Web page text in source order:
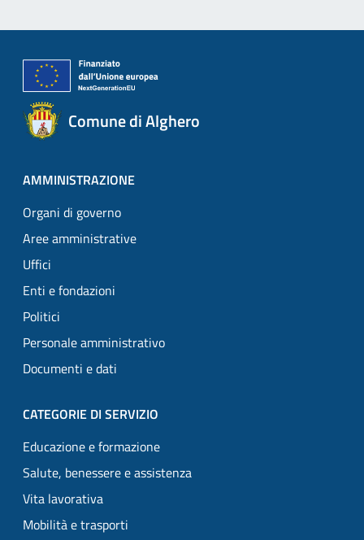
Comune di Alghero
AMMINISTRAZIONE
Organi di governo
Aree amministrative
Uffici
Enti e fondazioni
Politici
Personale amministrativo
Documenti e dati
CATEGORIE DI SERVIZIO
Educazione e formazione
Salute, benessere e assistenza
Vita lavorativa
Mobilità e trasporti